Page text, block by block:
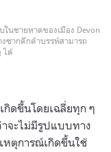
นชายหาดของเมือง Devon
ซากดึกดำบรรพ์สามารถ
ได้
ดขึ้นโดยเฉลี่ยทุก ๆ
จะไม่มีรูปแบบทาง
หตุการณ์เกิดขึ้นใช้